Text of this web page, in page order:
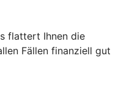
flattert Ihnen die
Fällen finanziell gut